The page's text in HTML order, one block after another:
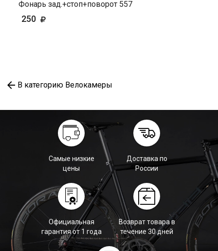
Фонарь зад.+стоп+поворот 557
250
В категорию Велокамеры
Самые низкие
цены
Доставка по
России
Официальная
гарантия от 1 года
Возврат товара в
течение 30 дней